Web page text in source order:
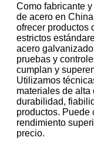
Como fabricante
de acero en
ofrecer productos
estrictos
acero
pruebas y
cumplan y
Utilizamos
materiales de alta
durabilidad,
productos. Puede
rendimiento
precio.